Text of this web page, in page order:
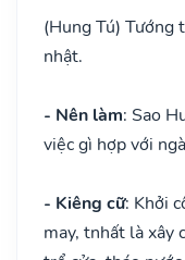
(Hung Tú) Tướng
nhật.
- Nên làm: Sao
việc gì hợp với
- Kiêng cữ: Khởi
may, tnhất là xây